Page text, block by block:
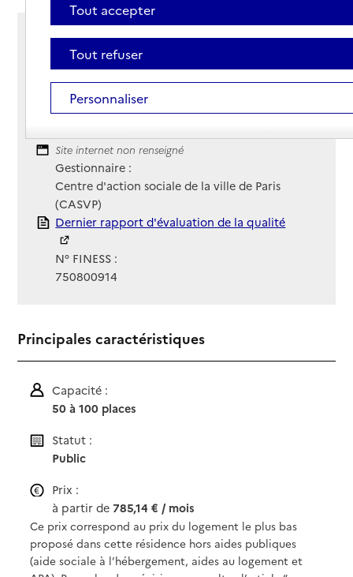
9 rue des Arbustes
75014 - Paris 14e Arrondissement
Téléphone :
01 45 43 36 68
Site Internet
Site internet non renseigné
Gestionnaire :
Centre d'action sociale de la ville de Paris
(CASVP)
Rapport HAS
Dernier rapport d'évaluation de la qualité
N° FINESS :
750800914
Principales caractéristiques
Capacité :
50 à 100 places
Statut :
Public
Prix :
à partir de785,14 € / mois
Ce prix correspond au prix du logement le plus bas
proposé dans cette résidence hors aides publiques
(aide sociale à l’hébergement, aides au logement et
Tout accepter
Tout refuser
Personnaliser